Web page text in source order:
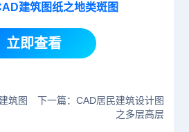
建筑图纸之地类斑图
立即查看
筑图
下一篇：CAD居民建筑设计图
之多层高层